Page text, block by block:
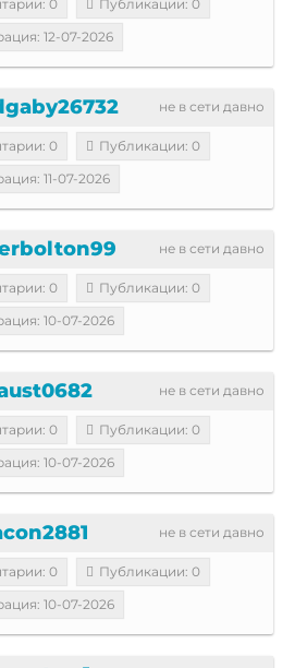
0
Публикации: 0
12-07-2026
не в сети давно
0
Публикации: 0
11-07-2026
не в сети давно
0
Публикации: 0
10-07-2026
не в сети давно
0
Публикации: 0
10-07-2026
не в сети давно
0
Публикации: 0
10-07-2026